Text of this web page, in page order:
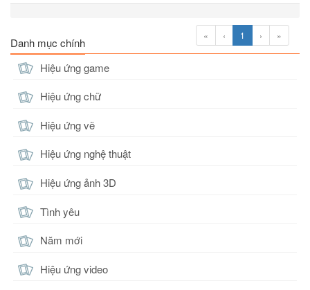
« ‹ 1 › »
Danh mục chính
Hiệu ứng game
Hiệu ứng chữ
Hiệu ứng vẽ
Hiệu ứng nghệ thuật
Hiệu ứng ảnh 3D
Tình yêu
Năm mới
Hiệu ứng video